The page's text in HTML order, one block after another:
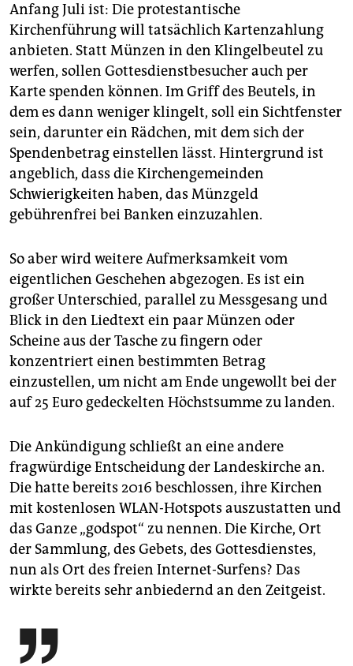
Anfang Juli ist: Die protestantische
Kirchenführung will tatsächlich Kartenzahlung
anbieten. Statt Münzen in den Klingelbeutel zu
werfen, sollen Gottesdienstbesucher auch per
Karte spenden können. Im Griff des Beutels, in
dem es dann weniger klingelt, soll ein Sichtfenster
sein, darunter ein Rädchen, mit dem sich der
Spendenbetrag einstellen lässt. Hintergrund ist
angeblich, dass die Kirchengemeinden
Schwierigkeiten haben, das Münzgeld
gebührenfrei bei Banken einzuzahlen.
So aber wird weitere Aufmerksamkeit vom
eigentlichen Geschehen abgezogen. Es ist ein
großer Unterschied, parallel zu Messgesang und
Blick in den Liedtext ein paar Münzen oder
Scheine aus der Tasche zu fingern oder
konzentriert einen bestimmten Betrag
einzustellen, um nicht am Ende ungewollt bei der
auf 25 Euro gedeckelten Höchstsumme zu landen.
Die Ankündigung schließt an eine andere
fragwürdige Entscheidung der Landeskirche an.
Die hatte bereits 2016 beschlossen, ihre Kirchen
mit kostenlosen WLAN-Hotspots auszustatten und
das Ganze „godspot“ zu nennen. Die Kirche, Ort
der Sammlung, des Gebets, des Gottesdienstes,
nun als Ort des freien Internet-Surfens? Das
wirkte bereits sehr anbiedernd an den Zeitgeist.
